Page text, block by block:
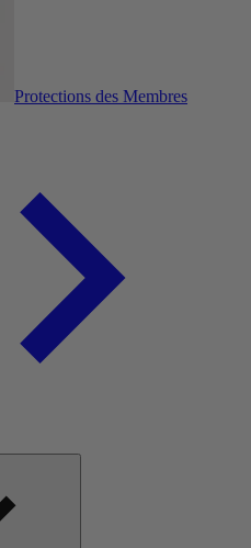
Protections des Membres